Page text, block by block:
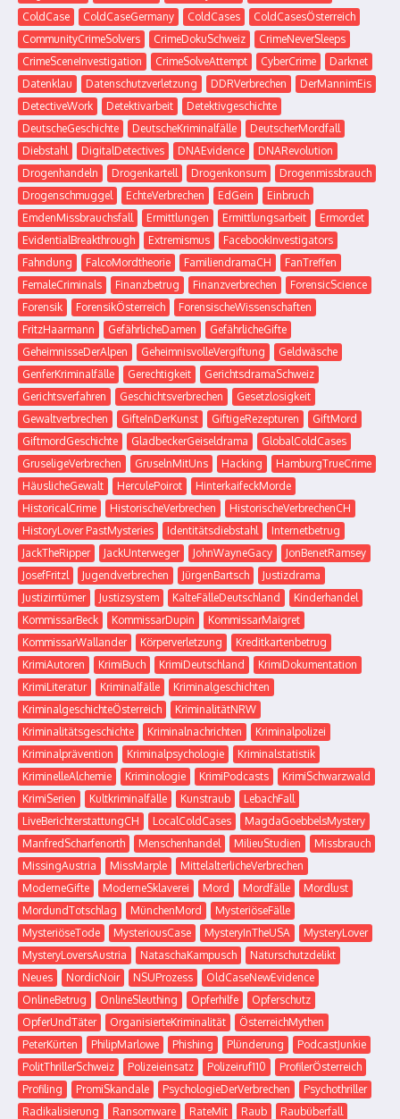
ColdCase
ColdCaseGermany ColdCases
ColdCasesÖsterreich
CommunityCrimeSolvers
CrimeDokuSchweiz
CrimeNeverSleeps
CrimeSceneInvestigation
CrimeSolveAttempt CyberCrime
Darknet
Datenklau
Datenschutzverletzung DDRVerbrechen
DerMannimEis
DetectiveWork
Detektivarbeit
Detektivgeschichte
DeutscheGeschichte
DeutscheKriminalfälle
DeutscherMordfall
Diebstahl
DigitalDetectives DNAEvidence
DNARevolution
Drogenhandeln
Drogenkartell Drogenkonsum
Drogenmissbrauch
Drogenschmuggel
EchteVerbrechen EdGein
Einbruch
EmdenMissbrauchsfall
Ermittlungen Ermittlungsarbeit
Ermordet
EvidentialBreakthrough
Extremismus
FacebookInvestigators
Fahndung
FalcoMordtheorie FamiliendramaCH
FanTreffen
FemaleCriminals
Finanzbetrug Finanzverbrechen
ForensicScience
Forensik
ForensikÖsterreich
ForensischeWissenschaften
FritzHaarmann
GefährlicheDamen
GefährlicheGifte
GeheimnisseDerAlpen
GeheimnisvolleVergiftung
Geldwäsche
GenferKriminalfälle
Gerechtigkeit
GerichtsdramaSchweiz
Gerichtsverfahren
Geschichtsverbrechen
Gesetzlosigkeit
Gewaltverbrechen
GifteInDerKunst GiftigeRezepturen
GiftMord
GiftmordGeschichte
GladbeckerGeiseldrama
GlobalColdCases
GruseligeVerbrechen
GruselnMitUns Hacking
HamburgTrueCrime
HäuslicheGewalt
HerculePoirot
HinterkaifeckMorde
HistoricalCrime
HistorischeVerbrechen
HistorischeVerbrechenCH
HistoryLover PastMysteries
Identitätsdiebstahl
Internetbetrug
JackTheRipper
JackUnterweger JohnWayneGacy
JonBenetRamsey
JosefFritzl
Jugendverbrechen JürgenBartsch
Justizdrama
Justizirrtümer
Justizsystem KalteFälleDeutschland
Kinderhandel
KommissarBeck
KommissarDupin
KommissarMaigret
KommissarWallander
Körperverletzung
Kreditkartenbetrug
KrimiAutoren
KrimiBuch KrimiDeutschland
KrimiDokumentation
KrimiLiteratur
Kriminalfälle
Kriminalgeschichten
KriminalgeschichteÖsterreich
KriminalitätNRW
Kriminalitätsgeschichte
Kriminalnachrichten
Kriminalpolizei
Kriminalprävention
Kriminalpsychologie
Kriminalstatistik
KriminelleAlchemie
Kriminologie KrimiPodcasts
KrimiSchwarzwald
KrimiSerien
Kultkriminalfälle Kunstraub
LebachFall
LiveBerichterstattungCH
LocalColdCases
MagdaGoebbelsMystery
ManfredScharfenorth
Menschenhandel MilieuStudien
Missbrauch
MissingAustria
MissMarple
MittelalterlicheVerbrechen
ModerneGifte
ModerneSklaverei Mord Mordfälle
Mordlust
MordundTotschlag
MünchenMord
MysteriöseFälle
MysteriöseTode
MysteriousCase MysteryInTheUSA
MysteryLover
MysteryLoversAustria
NataschaKampusch
Naturschutzdelikt
Neues
NordicNoir NSUProzess
OldCaseNewEvidence
OnlineBetrug
OnlineSleuthing Opferhilfe
Opferschutz
OpferUndTäter
OrganisierteKriminalität
ÖsterreichMythen
PeterKürten
PhilipMarlowe Phishing Plünderung
PodcastJunkie
PolitThrillerSchweiz
Polizeieinsatz Polizeiruf110
ProfilerÖsterreich
Profiling
PromiSkandale PsychologieDerVerbrechen
Psychothriller
Radikalisierung
Ransomware RateMit Raub
Raubüberfall